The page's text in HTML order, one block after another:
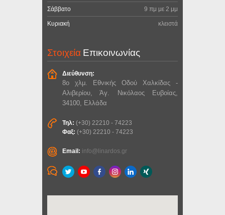
Σάββατο 9 πμ με 2 μμ
Κυριακή κλειστά
ΣτοιχείαΕπικοινωνίας
Διεύθυνση:
8ο χλμ. Εθνικής Οδού Χαλκίδας -
Αλιβερίου, Άγ. Νικόλαος Ευβοίας,
34100, Ελλάδα
Τηλ: (+30) 22210 - 74223
Φαξ: (+30) 22210 - 74223
Email: info@linardos.gr